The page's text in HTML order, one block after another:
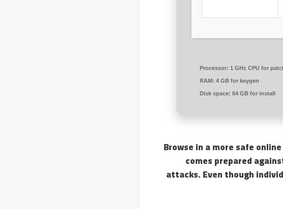
Processor: 1 GHz CPU for
RAM: 4 GB for keygen
Disk space: 64 GB for install
Browse in a more safe
comes prepared
attacks. Even though